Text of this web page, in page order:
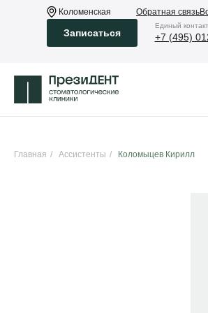
Обратная связь
Eдиный
+7 (495)
Коломенская
Записаться
Главная / Ассистенты / Коломыцев Кирилл